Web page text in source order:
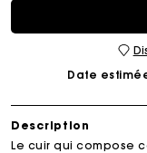
Date
Description
Le cuir qui compose